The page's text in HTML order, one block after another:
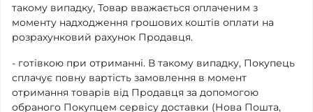
такому випадку, Товар вважається оплаченим з
моменту надходження грошових коштів оплати на
розрахунковий рахунок Продавця.
- готівкою при отриманні. В такому випадку, Покупець
сплачує повну вартість замовлення в момент
отримання товарів від Продавця за допомогою
обраного Покупцем сервісу доставки (Нова Пошта,